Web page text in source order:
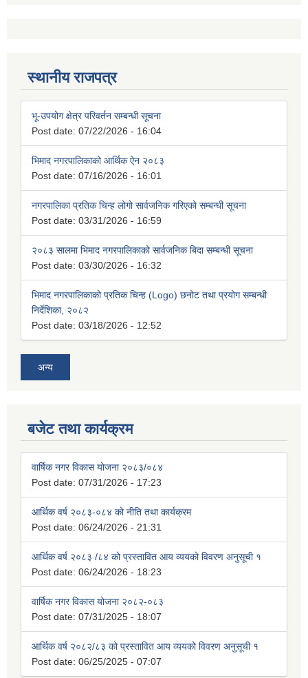
स्थानीय राजपत्र
भू-उपयोग क्षेत्र परिवर्तन सम्बन्धी सूचना
Post date: 07/22/2026 - 16:04
भिमाद नगरपालिकाको आर्थिक ऐन २०८३
Post date: 07/16/2026 - 16:01
नगरपालिका प्रतिक चिन्ह लोगो सार्वजनिक गरिएको सम्बन्धी सूचना
Post date: 03/31/2026 - 16:59
२०८३ सालमा भिमाद नगरपालिकाको सार्वजनिक बिदा सम्बन्धी सूचना
Post date: 03/30/2026 - 16:32
भिमाद नगरपालिकाको प्रतिक चिन्ह (Logo) छनोट तथा प्रयोग सम्बन्धी
निर्देशिका, २०८२
Post date: 03/18/2026 - 12:52
अन्य
बजेट तथा कार्यक्रम
वार्षिक नगर विकास योजना २०८३/०८४
Post date: 07/31/2026 - 17:23
आर्थिक वर्ष २०८३-०८४ को नीति तथा कार्यक्रम
Post date: 06/24/2026 - 21:31
आर्थिक वर्ष २०८३ /८४ को प्रस्तावित आय व्ययको विवरण अनुसूची १
Post date: 06/24/2026 - 18:23
वार्षिक नगर विकास योजना २०८२-०८३
Post date: 07/31/2025 - 18:07
आर्थिक वर्ष २०८२/८३ को प्रस्तावित आय व्ययको विवरण अनुसूची १
Post date: 06/25/2025 - 07:07